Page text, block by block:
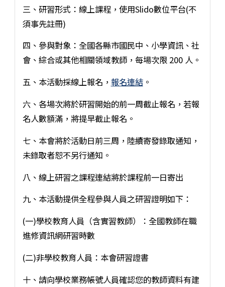
三、研習形式：線上課程，使用Slido數位平台(不
須事先註冊)
四、參與對象：全國各縣市國民中、小學資訊、社
會、綜合或其他相關領域教師，每場次限 200 人。
五、本活動採線上報名， 報名連結。
六、各場次將於研習開始的前一周截止報名，若報
名人數額滿，將提早截止報名。
七、本會將於活動日前三周，陸續寄發錄取通知，
未錄取者恕不另行通知。
八、線上研習之課程連結將於課程前一日寄出
九、本活動提供全程參與人員之研習證明如下：
(一)學校教育人員（含實習教師）：全國教師在職
進修資訊網研習時數
(二)非學校教育人員：本會研習證書
十、請向學校業務帳號人員確認您的教師資料有建